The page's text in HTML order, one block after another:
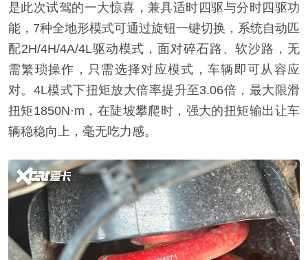
是此次试驾的一大惊喜，兼具适时四驱与分时四驱功
能，7种全地形模式可通过旋钮一键切换，系统自动匹
配2H/4H/4A/4L驱动模式，面对碎石路、软沙路，无
需繁琐操作，只需选择对应模式，车辆即可从容应
对。4L模式下扭矩放大倍率提升至3.06倍，最大限滑
扭矩1850N·m，在陡坡攀爬时，强大的扭矩输出让车
辆稳稳向上，毫无吃力感。